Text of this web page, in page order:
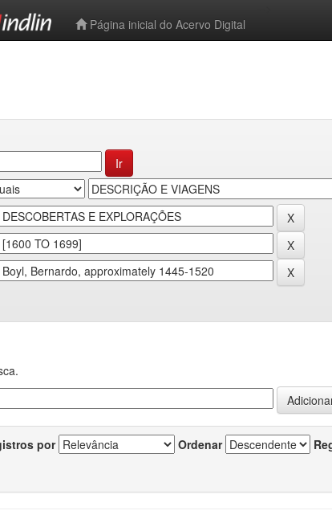
Página inicial do Acervo Digital
por Ordenar